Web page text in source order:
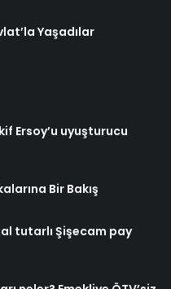
Yaşadılar
Ersoy’u uyuşturucu
Bir Bakış
tutarlı Şişecam pay